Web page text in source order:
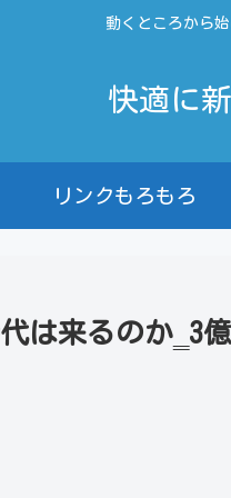
動くところから
快適に
リンクもろもろ
は来るのか‗3